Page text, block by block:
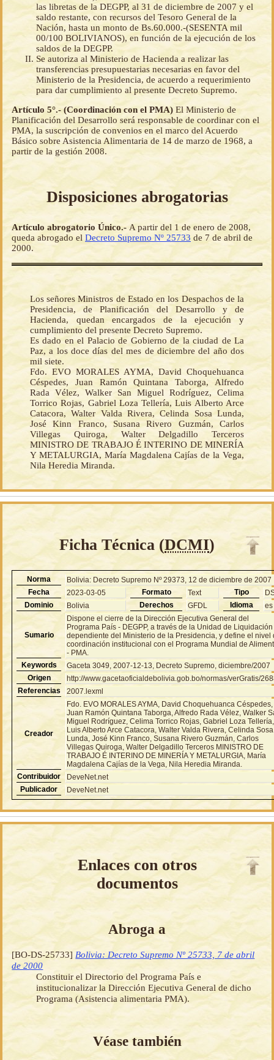
las libretas de la DEGPP, al 31 de diciembre de 2007 y el
saldo restante, con recursos del Tesoro General de la
Nación, hasta un monto de Bs.60.000.-(SESENTA mil
00/100 BOLIVIANOS), en función de la ejecución de los
saldos de la DEGPP.
Se autoriza al Ministerio de Hacienda a realizar las
transferencias presupuestarias necesarias en favor del
Ministerio de la Presidencia, de acuerdo a requerimiento
para dar cumplimiento al presente Decreto Supremo.
Artículo 5°.- (Coordinación con el PMA) El Ministerio de
Planificación del Desarrollo será responsable de coordinar con el
PMA, la suscripción de convenios en el marco del Acuerdo
Básico sobre Asistencia Alimentaria de 14 de marzo de 1968, a
partir de la gestión 2008.
Disposiciones abrogatorias
Artículo abrogatorio Único.- A partir del 1 de enero de 2008,
queda abrogado el Decreto Supremo Nº 25733 de 7 de abril de
2000.
Los señores Ministros de Estado en los Despachos de la
Presidencia, de Planificación del Desarrollo y de
Hacienda, quedan encargados de la ejecución y
cumplimiento del presente Decreto Supremo.
Es dado en el Palacio de Gobierno de la ciudad de La
Paz, a los doce días del mes de diciembre del año dos
mil siete.
Fdo. EVO MORALES AYMA, David Choquehuanca
Céspedes, Juan Ramón Quintana Taborga, Alfredo
Rada Vélez, Walker San Miguel Rodríguez, Celima
Torrico Rojas, Gabriel Loza Tellería, Luis Alberto Arce
Catacora, Walter Valda Rivera, Celinda Sosa Lunda,
José Kinn Franco, Susana Rivero Guzmán, Carlos
Villegas Quiroga, Walter Delgadillo Terceros
MINISTRO DE TRABAJO É INTERINO DE MINERÍA
Y METALURGIA, María Magdalena Cajías de la Vega,
Nila Heredia Miranda.
Ficha Técnica (DCMI)
Norma
Bolivia: Decreto Supremo Nº 29373, 12 de diciembre de 2007
Fecha
2023-03-05 Formato Text Tipo
Dominio
Bolivia Derechos GFDL Idioma es
Sumario
Dispone el cierre de la Dirección Ejecutiva General del
Programa País - DEGPP, a través de la Unidad de Liquidación
dependiente del Ministerio de la Presidencia, y define el nivel
coordinación institucional con el Programa Mundial de
- PMA.
Keywords
Gaceta 3049, 2007-12-13, Decreto Supremo, diciembre/2007
Origen
http://www.gacetaoficialdebolivia.gob.bo/normas/verGratis/
Referencias
2007.lexml
Creador
Fdo. EVO MORALES AYMA, David Choquehuanca Céspedes,
Juan Ramón Quintana Taborga, Alfredo Rada Vélez, Walker
Miguel Rodríguez, Celima Torrico Rojas, Gabriel Loza Tellería,
Luis Alberto Arce Catacora, Walter Valda Rivera, Celinda Sosa
Lunda, José Kinn Franco, Susana Rivero Guzmán, Carlos
Villegas Quiroga, Walter Delgadillo Terceros MINISTRO DE
TRABAJO É INTERINO DE MINERÍA Y METALURGIA, María
Magdalena Cajías de la Vega, Nila Heredia Miranda.
Contribuidor
DeveNet.net
Publicador
DeveNet.net
Enlaces con otros
documentos
Abroga a
[BO-DS-25733]Bolivia: Decreto Supremo Nº 25733, 7 de abril
de 2000
Constituir el Directorio del Programa País e
institucionalizar la Dirección Ejecutiva General de dicho
Programa (Asistencia alimentaria PMA).
Véase también